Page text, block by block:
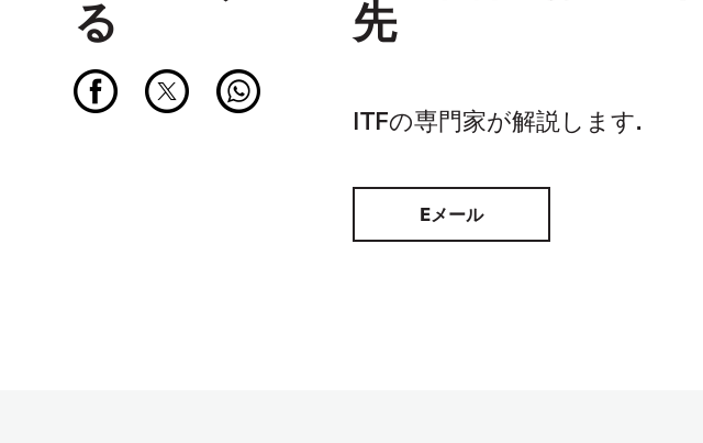
る 先
ITFの専門家が解説します.
Eメール